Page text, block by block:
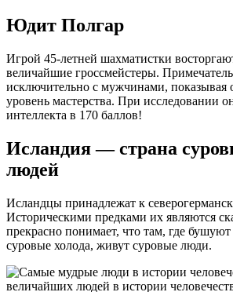
Юдит Полгар
Игрой 45-летней шахматистки
величайшие гроссмейстеры.
исключительно с мужчинами, показывая
уровень мастерства. При исследовании
интеллекта в 170 баллов!
Исландия — страна
людей
Исландцы принадлежат к
Историческими предками их являются
прекрасно понимает, что там, где
суровые холода, живут суровые люди.